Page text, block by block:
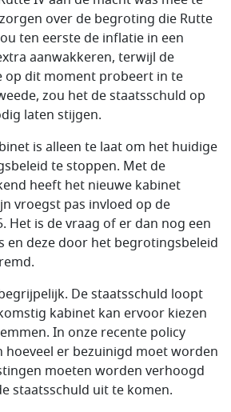
over de begroting die Rutte
ten eerste de inflatie in een
aanwakkeren, terwijl de
op dit moment probeert in te
zou het de staatsschuld op
laten stijgen.
is alleen te laat om het huidige
te stoppen. Met de
heeft het nieuwe kabinet
vroegst pas invloed op de
Het is de vraag of er dan nog een
en deze door het begrotingsbeleid
De staatsschuld loopt
kabinet kan ervoor kiezen
In onze recente policy
hoeveel er bezuinigd moet worden
moeten worden verhoogd
staatsschuld uit te komen.